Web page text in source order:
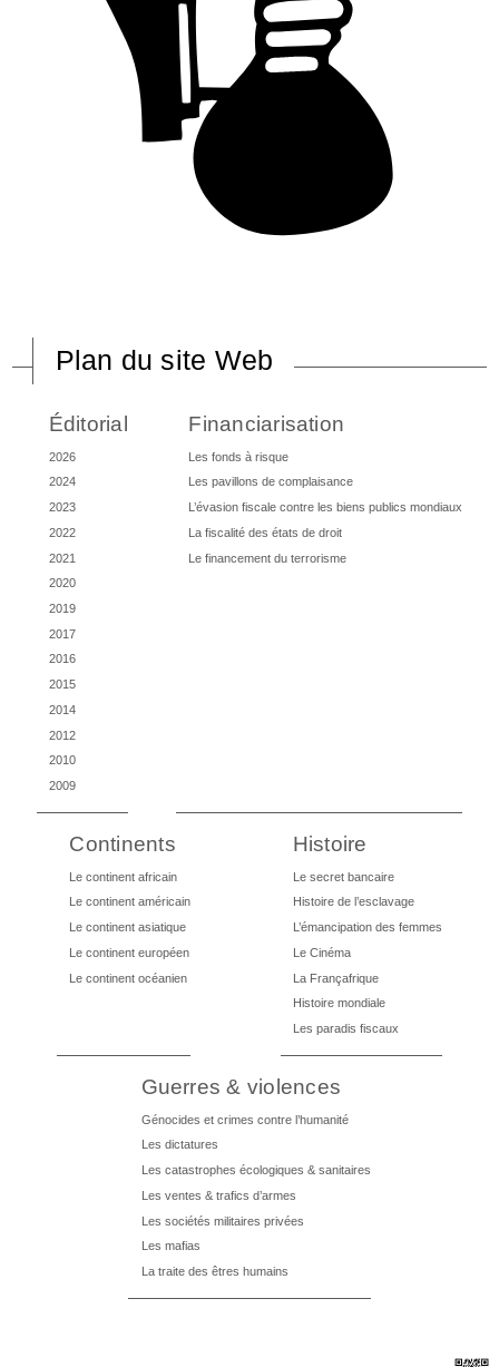
Plan du site Web
Éditorial
2026
2024
2023
2022
2021
2020
2019
2017
2016
2015
2014
2012
2010
2009
Financiarisation
Les fonds à risque
Les pavillons de complaisance
L’évasion fiscale contre les biens publics mondiaux
La fiscalité des états de droit
Le financement du terrorisme
Continents
Le continent africain
Le continent américain
Le continent asiatique
Le continent européen
Le continent océanien
Histoire
Le secret bancaire
Histoire de l’esclavage
L’émancipation des femmes
Le Cinéma
La Françafrique
Histoire mondiale
Les paradis fiscaux
Guerres & violences
Génocides et crimes contre l’humanité
Les dictatures
Les catastrophes écologiques & sanitaires
Les ventes & trafics d’armes
Les sociétés militaires privées
Les mafias
La traite des êtres humains